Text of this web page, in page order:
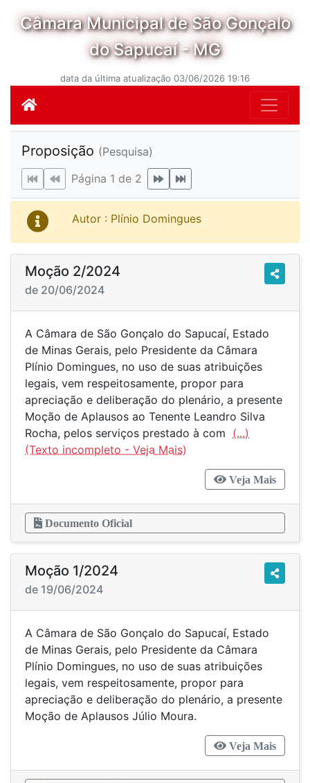
Câmara Municipal de São Gonçalo
do Sapucaí - MG
data da última atualização 03/06/2026 19:16
Proposição (Pesquisa)
Página 1 de 2
Autor : Plínio Domingues
Moção 2/2024
de 20/06/2024
A Câmara de São Gonçalo do Sapucaí, Estado
de Minas Gerais, pelo Presidente da Câmara
Plínio Domingues, no uso de suas atribuições
legais, vem respeitosamente, propor para
apreciação e deliberação do plenário, a presente
Moção de Aplausos ao Tenente Leandro Silva
Rocha, pelos serviços prestado à com (...)
Veja Mais
Documento Oficial
Moção 1/2024
de 19/06/2024
A Câmara de São Gonçalo do Sapucaí, Estado
de Minas Gerais, pelo Presidente da Câmara
Plínio Domingues, no uso de suas atribuições
legais, vem respeitosamente, propor para
apreciação e deliberação do plenário, a presente
Moção de Aplausos Júlio Moura.
Veja Mais